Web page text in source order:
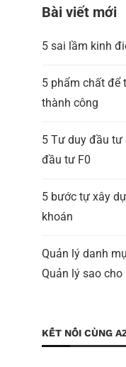
Bài viết mới
5 sai lầm kinh
5 phẩm chất để
thành công
5 Tư duy đầu tư
đầu tư F0
5 bước tự xây
khoán
Quản lý danh
Quản lý sao cho
KẾT NỐI CÙNG